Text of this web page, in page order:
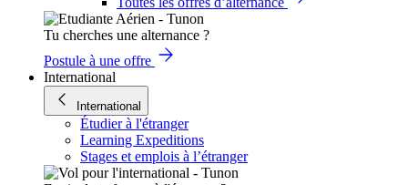
Tu cherches une alternance ?
Postule à une offre
International
International
Étudier à l'étranger
Learning Expeditions
Stages et emplois à l’étranger